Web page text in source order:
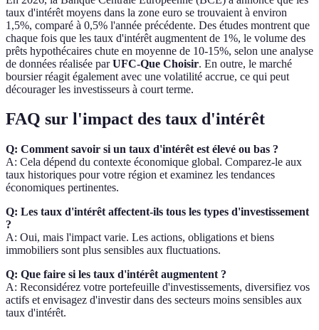
taux d'intérêt moyens dans la zone euro se trouvaient à environ
1,5%, comparé à 0,5% l'année précédente. Des études montrent que
chaque fois que les taux d'intérêt augmentent de 1%, le volume des
prêts hypothécaires chute en moyenne de 10-15%, selon une analyse
de données réalisée parUFC-Que Choisir. En outre, le marché
boursier réagit également avec une volatilité accrue, ce qui peut
décourager les investisseurs à court terme.
FAQ sur l'impact des taux d'intérêt
Q: Comment savoir si un taux d'intérêt est élevé ou bas ?
A: Cela dépend du contexte économique global. Comparez-le aux
taux historiques pour votre région et examinez les tendances
économiques pertinentes.
Q: Les taux d'intérêt affectent-ils tous les types d'investissement
?
A: Oui, mais l'impact varie. Les actions, obligations et biens
immobiliers sont plus sensibles aux fluctuations.
Q: Que faire si les taux d'intérêt augmentent ?
A: Reconsidérez votre portefeuille d'investissements, diversifiez vos
actifs et envisagez d'investir dans des secteurs moins sensibles aux
taux d'intérêt.